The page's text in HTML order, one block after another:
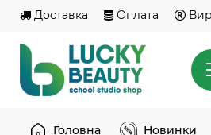
Доставка Оплата
Головна Новинки